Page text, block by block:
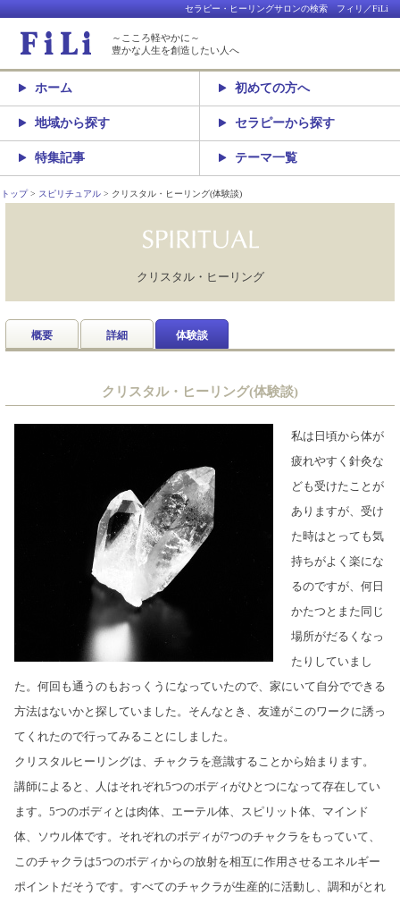
セラピー・ヒーリングサロンの検索 フィリ／FiLi
～こころ軽やかに～
豊かな人生を創造したい人へ
ホーム 初めての方へ
地域から探す セラピーから探す
特集記事 テーマ一覧
トップ スピリチュアル クリスタル・ヒーリング(体験談)
クリスタル・ヒーリング
概要 詳細 体験談
クリスタル・ヒーリング(体験談)
私は日頃から体が
疲れやすく針灸な
ども受けたことが
ありますが、受け
た時はとっても気
持ちがよく楽にな
るのですが、何日
かたつとまた同じ
場所がだるくなっ
たりしていまし
た。何回も通うのもおっくうになっていたので、家にいて自分でできる
方法はないかと探していました。そんなとき、友達がこのワークに誘っ
てくれたので行ってみることにしました。
クリスタルヒーリングは、チャクラを意識することから始まります。
講師によると、人はそれぞれ5つのボディがひとつになって存在してい
ます。5つのボディとは肉体、エーテル体、スピリット体、マインド
体、ソウル体です。それぞれのボディが7つのチャクラをもっていて、
このチャクラは5つのボディからの放射を相互に作用させるエネルギー
ポイントだそうです。すべてのチャクラが生産的に活動し、調和がとれ